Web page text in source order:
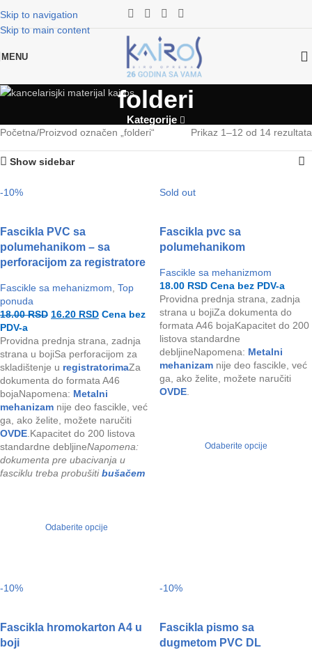
Skip to navigation
Skip to main content
MENU
folderi
Kategorije
Početna Proizvod označen „folderi“ Prikaz 1–12 od 14 rezultata
Show sidebar
-10%
Fascikla PVC sa
polumehanikom – sa
perforacijom za registratore
Fascikle sa mehanizmom Top
ponuda
18.00RSD 16.20 RSD Cena bez
PDV-a
Providna prednja strana, zadnja
strana u bojiSa perforacijom za
skladištenje u registratorimaZa
dokumenta do formata A46
bojaNapomena: Metalni
mehanizam nije deo fascikle, već
ga, ako želite, možete naručiti
OVDE .Kapacitet do 200 listova
standardne debljineNapomena:
dokumenta pre ubacivanja u
fasciklu treba probušitibušačem
Odaberite opcije
Sold out
Fascikla pvc sa
polumehanikom
Fascikle sa mehanizmom
18.00 RSD Cena bez PDV-a
Providna prednja strana, zadnja
strana u bojiZa dokumenta do
formata A46 bojaKapacitet do 200
listova standardne
debljineNapomena: Metalni
mehanizam nije deo fascikle, već
ga, ako želite, možete naručiti
OVDE
Odaberite opcije
-10%
Fascikla hromokarton A4 u
boji
-10%
Fascikla pismo sa
dugmetom PVC DL